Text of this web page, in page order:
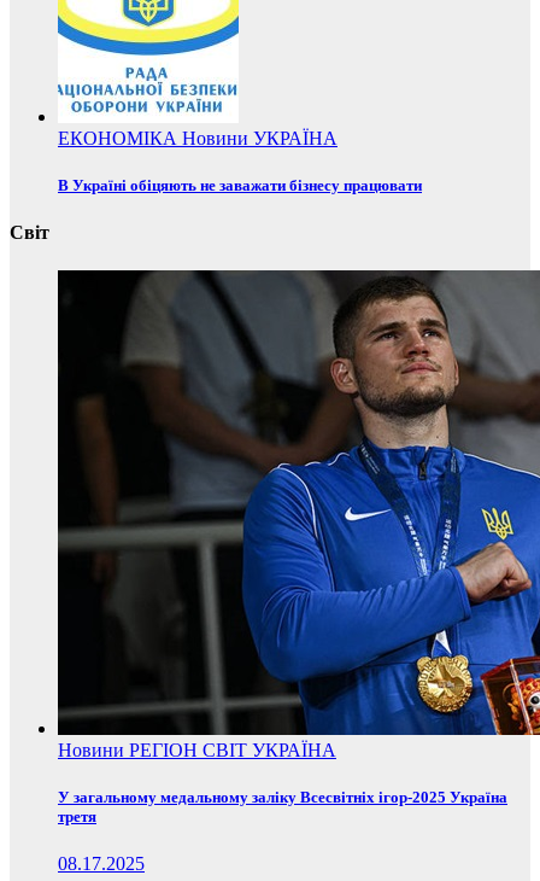
ЕКОНОМІКА Новини УКРАЇНА
В Україні обіцяють не заважати бізнесу працювати
Світ
Новини РЕГІОН СВІТ УКРАЇНА
У загальному медальному заліку Всесвітніх ігор-2025 Україна
третя
08.17.2025